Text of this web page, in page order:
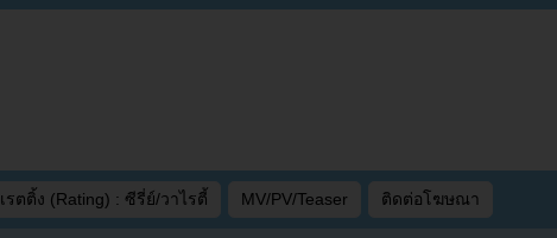
เรตติ้ง (Rating) : ซีรี่ย์/วาไรตี้ MV/PV/Teaser ติดต่อโฆษณา